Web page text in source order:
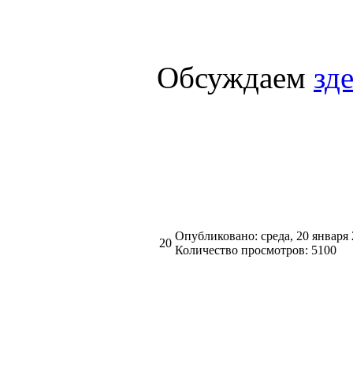
Обсуждаем
20
Опубликовано: среда, 20 января
Количество просмотров: 5100